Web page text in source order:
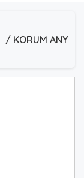
/ KORUM ANY